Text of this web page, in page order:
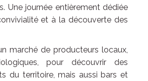
Une journée entièrement dédiée
et à la découverte des
marché de producteurs locaux,
pour découvrir des
du territoire, mais aussi bars et